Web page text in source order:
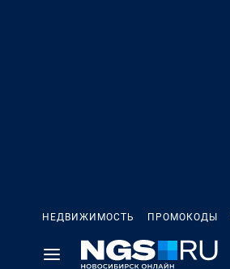
НЕДВИЖИМОСТЬ ПРОМОКОДЫ